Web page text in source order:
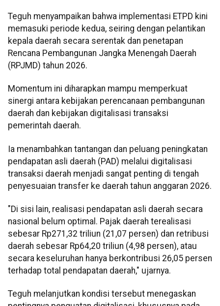
Teguh menyampaikan bahwa implementasi ETPD kini
memasuki periode kedua, seiring dengan pelantikan
kepala daerah secara serentak dan penetapan
Rencana Pembangunan Jangka Menengah Daerah
(RPJMD) tahun 2026.
Momentum ini diharapkan mampu memperkuat
sinergi antara kebijakan perencanaan pembangunan
daerah dan kebijakan digitalisasi transaksi
pemerintah daerah.
Ia menambahkan tantangan dan peluang peningkatan
pendapatan asli daerah (PAD) melalui digitalisasi
transaksi daerah menjadi sangat penting di tengah
penyesuaian transfer ke daerah tahun anggaran 2026.
"Di sisi lain, realisasi pendapatan asli daerah secara
nasional belum optimal. Pajak daerah terealisasi
sebesar Rp271,32 triliun (21,07 persen) dan retribusi
daerah sebesar Rp64,20 triliun (4,98 persen), atau
secara keseluruhan hanya berkontribusi 26,05 persen
terhadap total pendapatan daerah," ujarnya.
Teguh melanjutkan kondisi tersebut menegaskan